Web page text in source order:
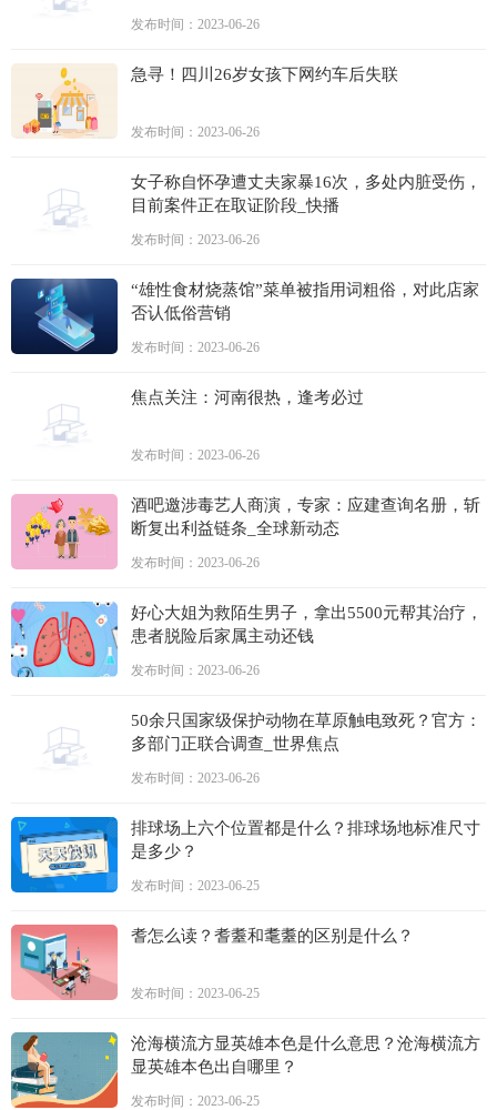
发布时间：2023-06-26
急寻！四川26岁女孩下网约车后失联
发布时间：2023-06-26
女子称自怀孕遭丈夫家暴16次，多处内脏受伤，
目前案件正在取证阶段_快播
发布时间：2023-06-26
“雄性食材烧蒸馆”菜单被指用词粗俗，对此店家
否认低俗营销
发布时间：2023-06-26
焦点关注：河南很热，逢考必过
发布时间：2023-06-26
酒吧邀涉毒艺人商演，专家：应建查询名册，斩
断复出利益链条_全球新动态
发布时间：2023-06-26
好心大姐为救陌生男子，拿出5500元帮其治疗，
患者脱险后家属主动还钱
发布时间：2023-06-26
50余只国家级保护动物在草原触电致死？官方：
多部门正联合调查_世界焦点
发布时间：2023-06-26
排球场上六个位置都是什么？排球场地标准尺寸
是多少？
发布时间：2023-06-25
耆怎么读？耆耋和耄耋的区别是什么？
发布时间：2023-06-25
沧海横流方显英雄本色是什么意思？沧海横流方
显英雄本色出自哪里？
发布时间：2023-06-25